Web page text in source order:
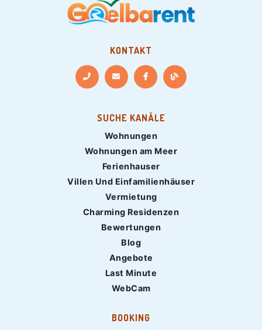
KONTAKT
SUCHE KANÄLE
Wohnungen
Wohnungen am Meer
Ferienhauser
Villen Und Einfamilienhäuser
Vermietung
Charming Residenzen
Bewertungen
Blog
Angebote
Last Minute
WebCam
BOOKING